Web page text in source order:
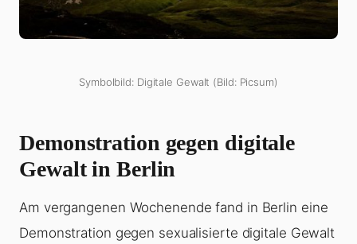
Symbolbild: Digitale Gewalt (Bild: Picsum)
Demonstration gegen digitale
Gewalt in Berlin
Am vergangenen Wochenende fand in Berlin eine
Demonstration gegen sexualisierte digitale Gewalt